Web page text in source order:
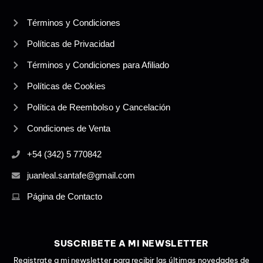
Términos y Condiciones
Políticas de Privacidad
Términos y Condiciones para Afiliado
Políticas de Cookies
Política de Reembolso y Cancelación
Condiciones de Venta
+54 (342) 5 770842
juanleal.santafe@gmail.com
Página de Contacto
SUSCRIBETE A MI NEWSLETTER
Registrate a mi newsletter para recibir las últimas novedades de